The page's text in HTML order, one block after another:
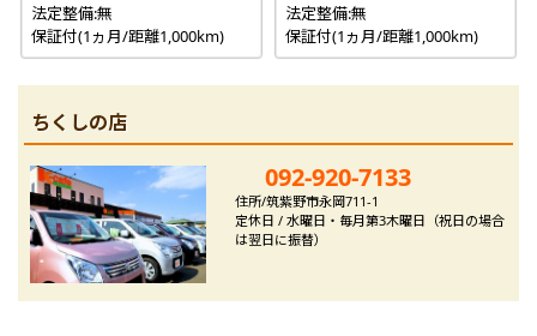
法定整備:無
保証付(1ヵ月/距離1,000km)
法定整備:無
保証付(1ヵ月/距離1,000km)
ちくしの店
092-920-7133
住所/筑紫野市永岡711-1
定休日 / 水曜日・毎月第3木曜日（祝日の場合
は翌日に振替）